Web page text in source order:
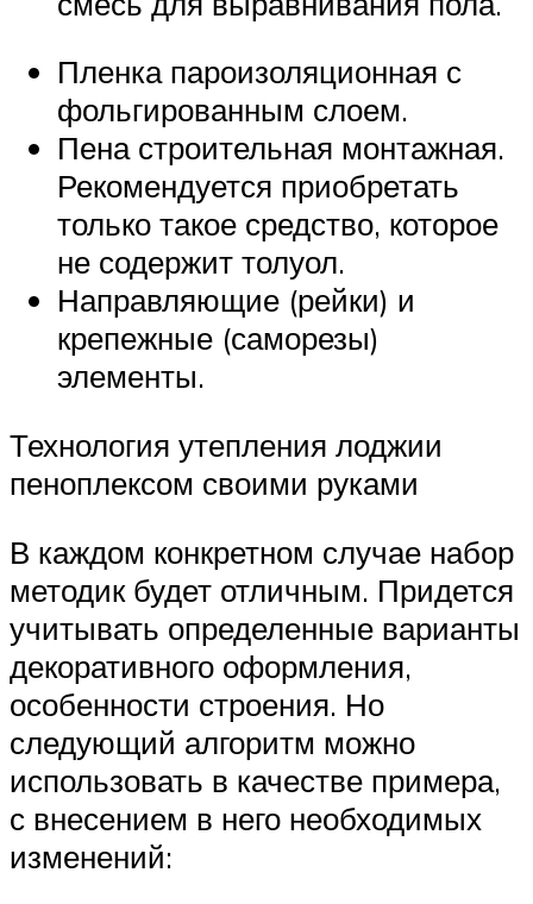
Пленка пароизоляционная с
фольгированным слоем.
Пена строительная монтажная.
Рекомендуется приобретать
только такое средство, которое
не содержит толуол.
Направляющие (рейки) и
крепежные (саморезы)
элементы.
Технология утепления лоджии
пеноплексом своими руками
В каждом конкретном случае набор
методик будет отличным. Придется
учитывать определенные варианты
декоративного оформления,
особенности строения. Но
следующий алгоритм можно
использовать в качестве примера,
с внесением в него необходимых
изменений: